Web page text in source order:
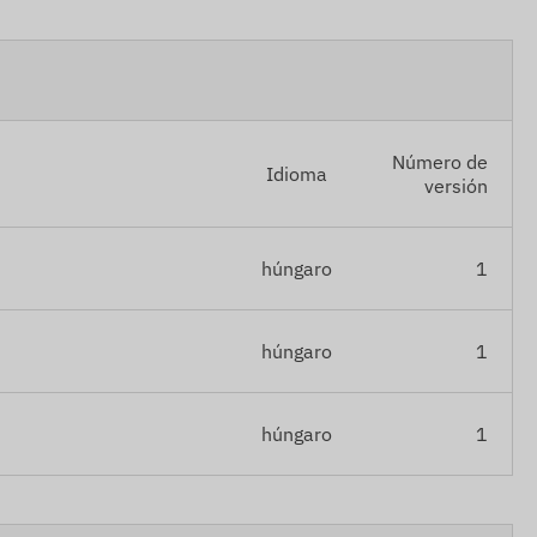
Idioma
Número de
versión
húngaro 1
húngaro 1
húngaro 1